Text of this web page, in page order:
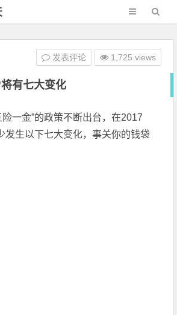
有七大变化
险一金”的政策不断出台，在2017
发生以下七大变化，事关你的钱袋
发表评论 1,725 views